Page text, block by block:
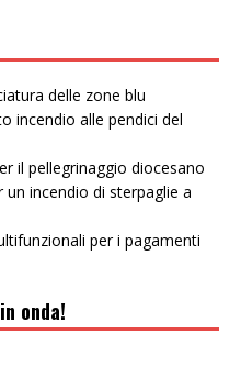
delle zone blu
incendio alle pendici del
il pellegrinaggio diocesano
incendio di sterpaglie a
per i pagamenti
onda!